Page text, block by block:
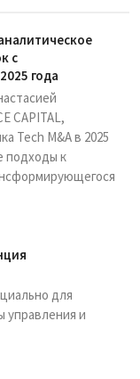
с
года
CAPITAL,
Tech M&A в 2025
подходы к
для
управления и